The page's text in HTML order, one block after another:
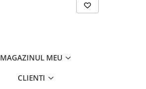
MAGAZINUL MEU
CLIENTI